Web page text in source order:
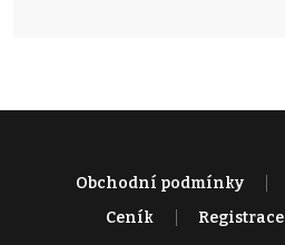
Obchodní podmínky
Ceník
Registrace